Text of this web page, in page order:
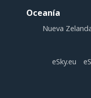
Oceanía
Nueva
eSky.eu